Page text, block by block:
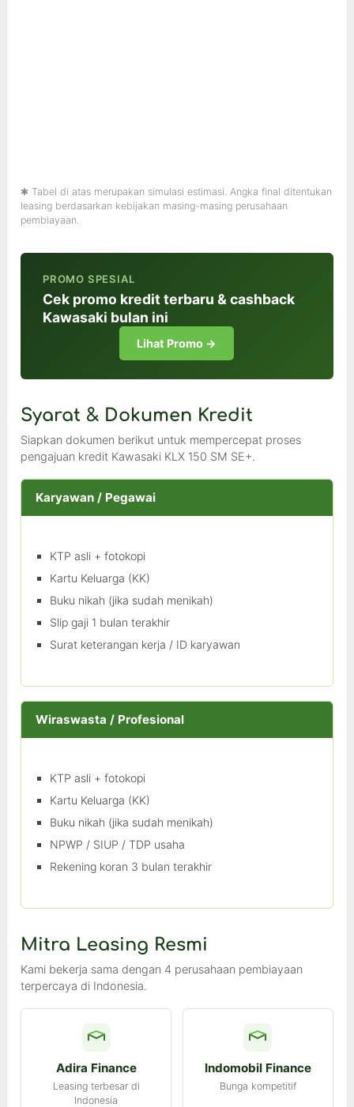
✱ Tabel di atas merupakan simulasi estimasi. Angka final ditentukan
leasing berdasarkan kebijakan masing-masing perusahaan
pembiayaan.
PROMO SPESIAL
Cek promo kredit terbaru & cashback
Kawasaki bulan ini
Lihat Promo →
Syarat & Dokumen Kredit
Siapkan dokumen berikut untuk mempercepat proses
pengajuan kredit Kawasaki KLX 150 SM SE+.
Karyawan / Pegawai
KTP asli + fotokopi
Kartu Keluarga (KK)
Buku nikah (jika sudah menikah)
Slip gaji 1 bulan terakhir
Surat keterangan kerja / ID karyawan
Wiraswasta / Profesional
KTP asli + fotokopi
Kartu Keluarga (KK)
Buku nikah (jika sudah menikah)
NPWP / SIUP / TDP usaha
Rekening koran 3 bulan terakhir
Mitra Leasing Resmi
Kami bekerja sama dengan 4 perusahaan pembiayaan
terpercaya di Indonesia.
Adira Finance
Leasing terbesar di
Indonesia
Indomobil Finance
Bunga kompetitif